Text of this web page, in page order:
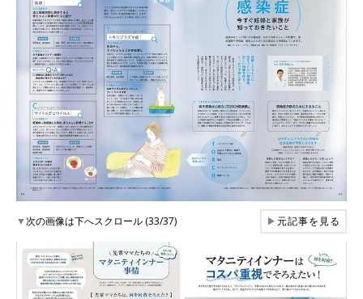
▼次の画像は下へスクロール (33/37) ▶元記事を見る